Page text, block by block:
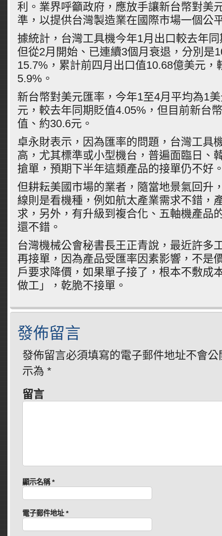
利。業界呼籲政府，應放手讓新台幣對美
準，以提供台灣製造業在國際市場一個公
據統計，台灣工具機今年1月出口較去年
但從2月開始、已連續3個月衰退，分別是
15.7%，累計前四月出口值10.68億美元，
5.9%。
新台幣對美元匯率，今年1至4月平均為1
元，較去年同期貶值4.05%，但目前新台
值、約30.6元。
卓永財表示，因為匯率的問題，台灣工具
高，尤其標準或小型機台，普遍面臨日、
搶單，預期下半年這類產品的接單仍不好
但耕耘美國市場的業者，隨當地景氣回升
線則是看機種，例如航太產業需求不錯，
求，另外，有升級到複合化、五軸機產品
還不錯。
台灣機械公會秘書長王正青說，最近許多
再接單，因為產品受匯率因素影響，不是
戶要求降價，如果單子接了，根本不敷成
做工」，乾脆不接單。
發佈留言
發佈留言必須填寫的電子郵件地址不會公
示為 *
留言
顯示名稱*
電子郵件地址*